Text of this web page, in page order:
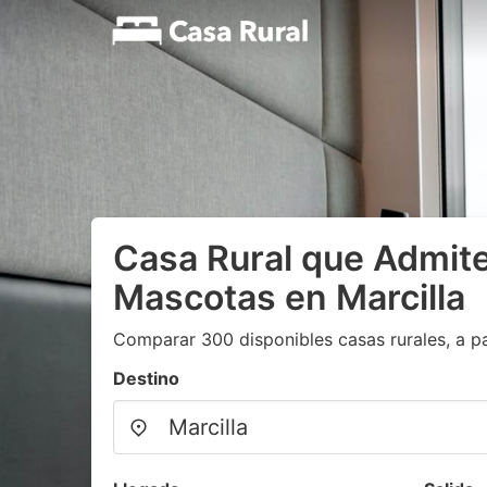
Casa Rural que
Mascotas en Marcilla
Comparar 300 disponibles casas rurales, a
Destino